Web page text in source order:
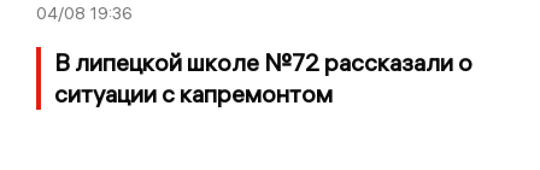
04/08 19:36
В липецкой школе №72 рассказали о
ситуации с капремонтом